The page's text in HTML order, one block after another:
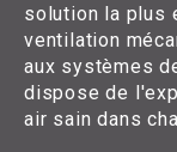
solution la plus
ventilation
aux systèmes
dispose de
air sain dans